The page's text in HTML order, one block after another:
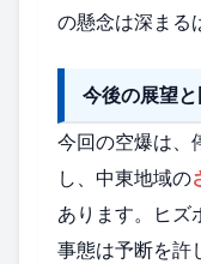
の懸念は深まる
今後の展望
今回の空爆は、
し、中東地域の
あります。ヒズ
事態は予断を許